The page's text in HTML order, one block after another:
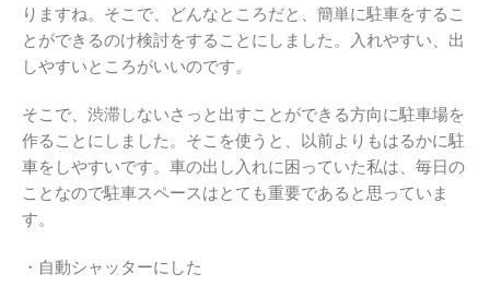
りますね。そこで、どんなところだと、簡単に駐車をするこ
とができるのけ検討をすることにしました。入れやすい、出
しやすいところがいいのです。
そこで、渋滞しないさっと出すことができる方向に駐車場を
作ることにしました。そこを使うと、以前よりもはるかに駐
車をしやすいです。車の出し入れに困っていた私は、毎日の
ことなので駐車スペースはとても重要であると思っていま
す。
・自動シャッターにした